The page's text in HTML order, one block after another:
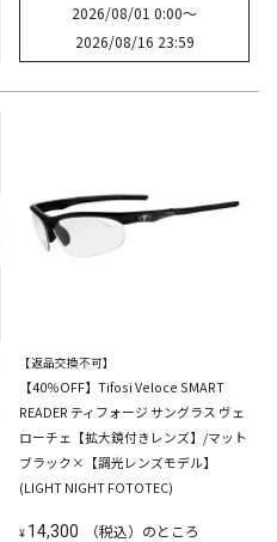
2026/08/01 0:00〜
2026/08/16 23:59
【返品交換不可】
【40％OFF】Tifosi Veloce SMART
READER ティフォージ サングラス ヴェ
ローチェ【拡大鏡付きレンズ】/マット
ブラック×【調光レンズモデル】
(LIGHT NIGHT FOTOTEC)
¥ 14,300 （税込）のところ